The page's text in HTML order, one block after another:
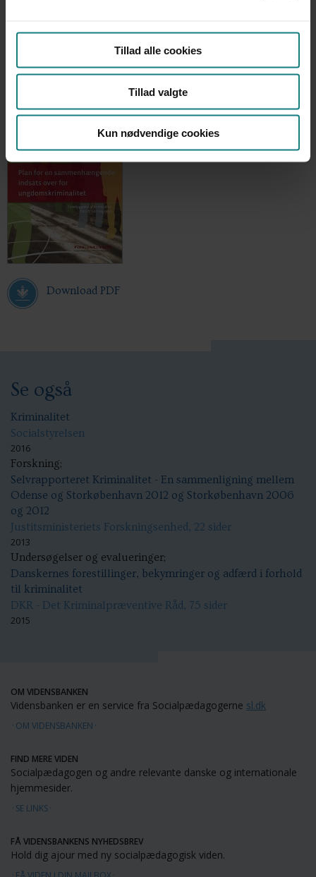
Tillad alle cookies
Tillad valgte
Kun nødvendige cookies
Socialstyrelsen, 76 sider
Download PDF
Se også
Kriminalitet
Socialstyrelsen
2016
Forskning;
Selvrapporteret Kriminalitet - En sammenligning mellem
Odense og Storkøbenhavn 2012 og Storkøbenhavn 2006
og 2012
Justitsministeriets Forskningsenhed, 22 sider
2013
Undersøgelser og evalueringer;
Danskernes forestillinger, bekymringer og adfærd i forhold
til kriminalitet
DKR - Det Kriminalpræventive Råd, 75 sider
2015
OM VIDENSBANKEN
Vidensbanken er en service fra Socialpædagogerne sl.dk
OM VIDENSBANKEN
FIND MERE VIDEN
Socialpædagogen og andre relevante danske og internationale
hjemmesider.
SE LINKS
FÅ VIDENSBANKENS NYHEDSBREV
Hold dig ajour med ny socialpædagogisk viden.